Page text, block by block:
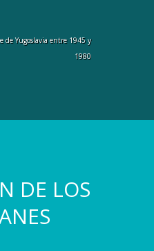
de Yugoslavia entre 1945 y
1980
DE LOS